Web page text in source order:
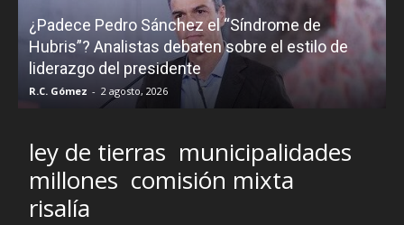
¿Padece Pedro Sánchez el “Síndrome de
Hubris”? Analistas debaten sobre el estilo de
liderazgo del presidente
R.C. Gómez - 2 agosto, 2026
ley de tierras municipalidades
millones comisión mixta
risalía